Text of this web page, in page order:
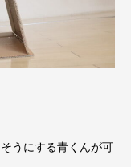
うにする青くんが可